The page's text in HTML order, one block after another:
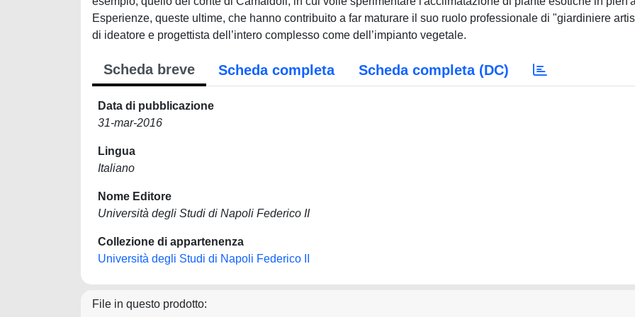
Esperienze, queste ultime, che hanno contribuito a far maturare il suo ruolo professionale di "giardiniere
di ideatore e progettista dell’intero complesso come dell’impianto vegetale.
Scheda breve Scheda completa Scheda completa (DC)
Data di pubblicazione
31-mar-2016
Lingua
Italiano
Nome Editore
Università degli Studi di Napoli Federico II
Collezione di appartenenza
Università degli Studi di Napoli Federico II
File in questo prodotto: